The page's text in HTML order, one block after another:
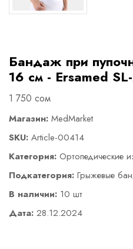
Бандаж при
16 см - Ersamed
1 750 сом
Магазин: MedMarket
SKU: Article-00414
Категория: Ортопедические
Подкатегория: Грыжевые
В наличии: 10 шт
Дата: 28.12.2024